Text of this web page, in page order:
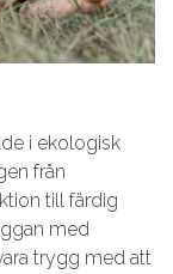
i ekologisk
från
till färdig
med
trygg med att